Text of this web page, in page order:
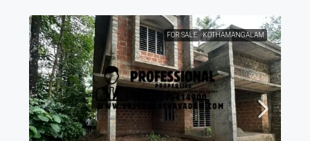
FOR SALE KOTHAMANGALAM